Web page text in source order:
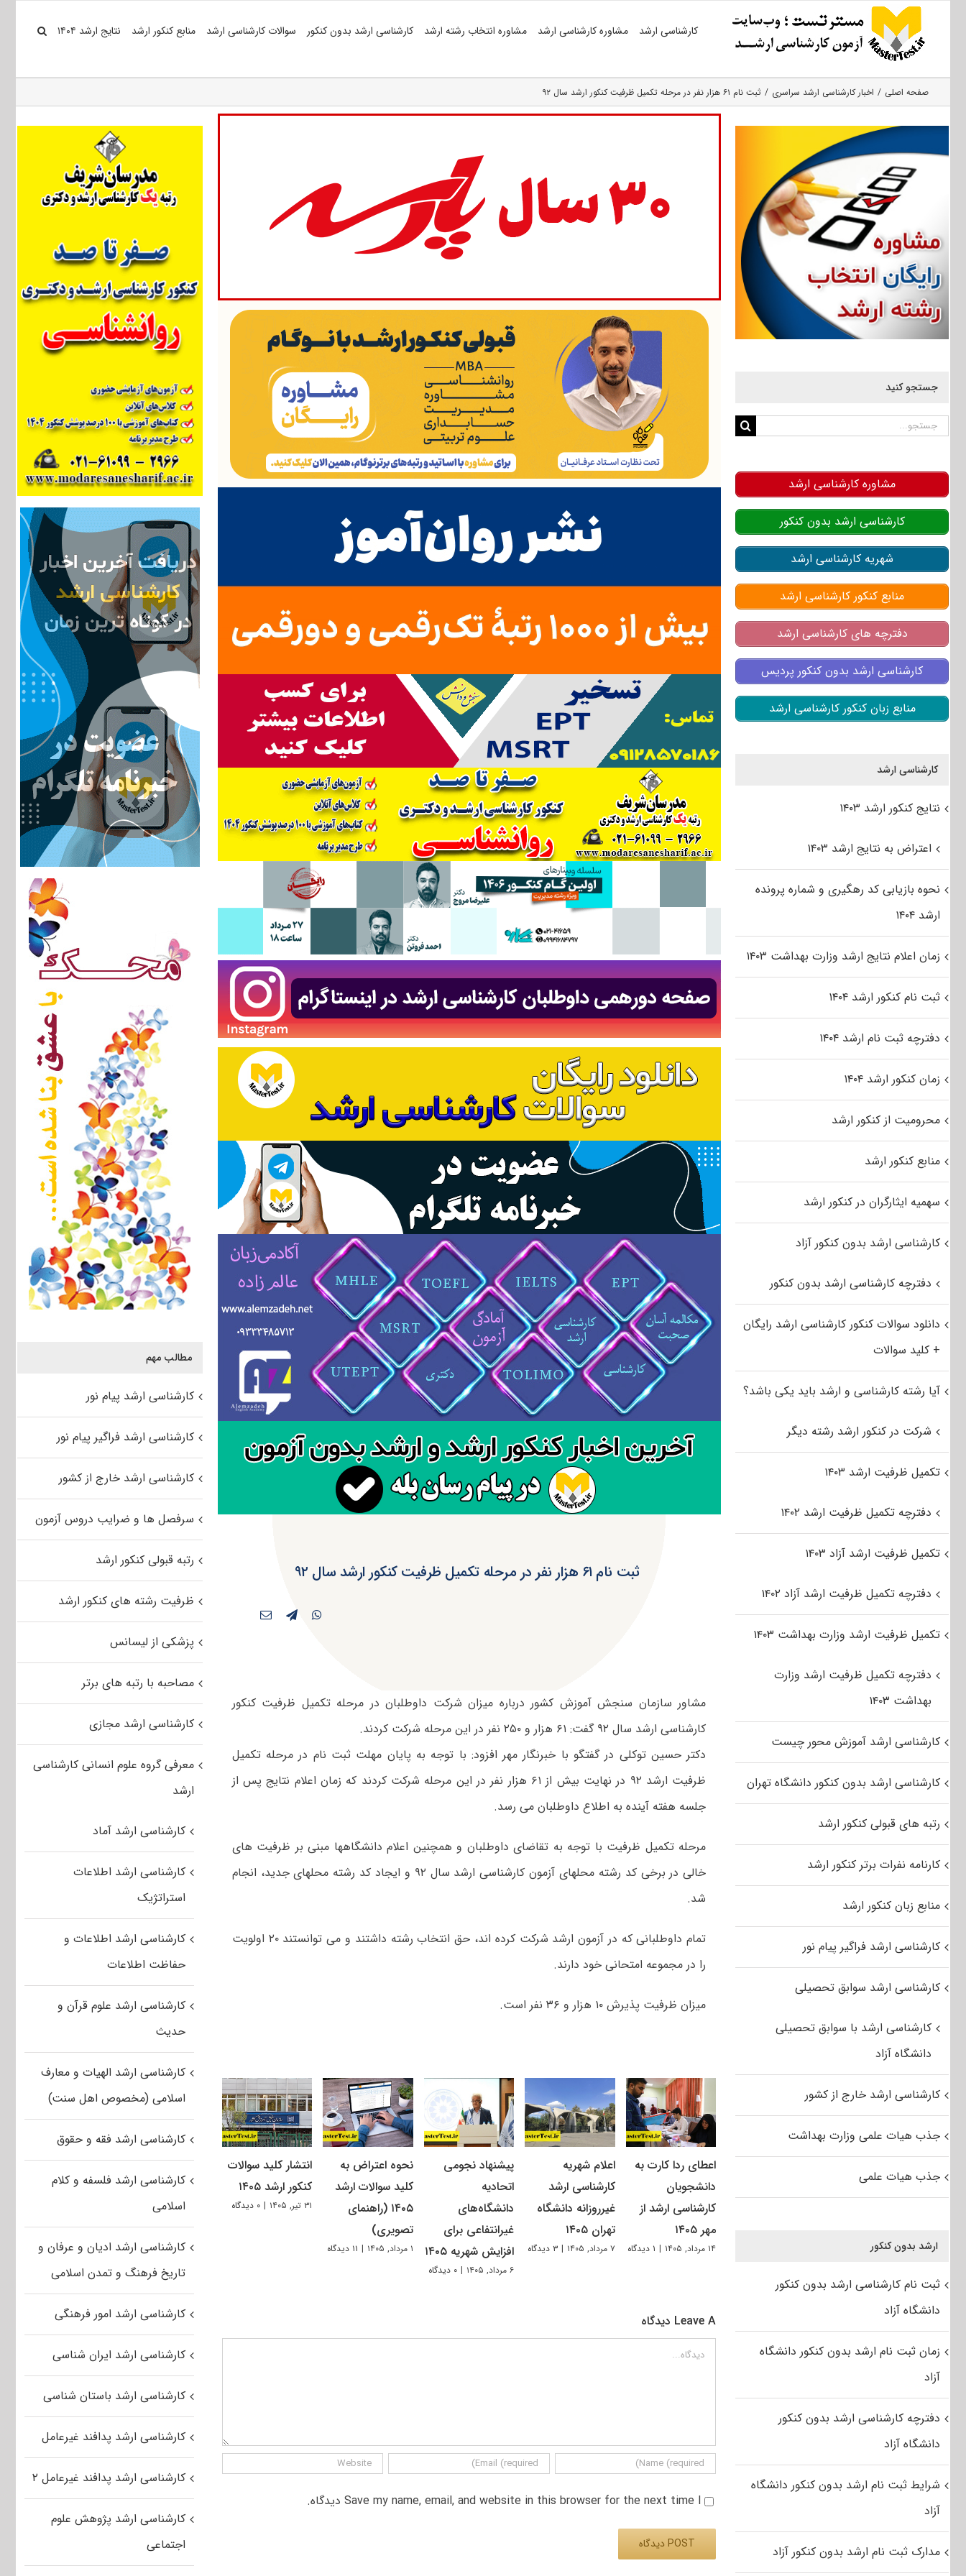
کارشناسی ارشد مشاوره کارشناسی ارشد مشاوره انتخاب رشته ارشد کارشناسی ارشد بدون کنکور سوالات کارشناسی ارشد منابع کنکور ارشد نتایج ارشد ۱۴۰۴
صفحه اصلی اخبار کارشناسی ارشد سراسری ثبت نام ۶۱ هزار نفر در مرحله تکمیل ظرفیت کنکور ارشد سال ۹۲
ثبت نام ۶۱ هزار نفر در مرحله تکمیل ظرفیت کنکور ارشد سال ۹۲
مشاور سازمان سنجش آموزش کشور درباره میزان شرکت داوطلبان در مرحله تکمیل ظرفیت کنکور
کارشناسی ارشد سال ۹۲ گفت: ۶۱ هزار و ۲۵۰ نفر در این مرحله شرکت کردند.
دکتر حسین توکلی در گفتگو با خبرنگار مهر افزود: با توجه به پایان مهلت ثبت نام در مرحله تکمیل
ظرفیت ارشد ۹۲ در نهایت بیش از ۶۱ هزار نفر در این مرحله شرکت کردند که زمان اعلام نتایج پس از
جلسه هفته آینده به اطلاع داوطلبان می رسد.
مرحله تکمیل ظرفیت با توجه به تقاضای داوطلبان و همچنین اعلام دانشگاهها مبنی بر ظرفیت های
خالی در برخی کد رشته محلهای آزمون کارشناسی ارشد سال ۹۲ و ایجاد کد رشته محلهای جدید، انجام
شد.
تمام داوطلبانی که در آزمون ارشد شرکت کرده اند، حق انتخاب رشته داشتند و می توانستند ۲۰ اولویت
را در مجموعه امتحانی خود دارند.
میزان ظرفیت پذیرش ۱۰ هزار و ۳۶ نفر است.
اعطای ردا کارت به
دانشجویان
کارشناسی ارشد از
مهر ۱۴۰۵
۱۴ مرداد, ۱۴۰۵ | ۱ دیدگاه
اعلام شهریه
کارشناسی ارشد
غیرروزانه دانشگاه
تهران ۱۴۰۵
۷ مرداد, ۱۴۰۵ | ۳ دیدگاه
پیشنهاد نجومی
اتحادیه
دانشگاه‌های
غیرانتفاعی برای
افزایش شهریه ۱۴۰۵
۶ مرداد, ۱۴۰۵ | ۰ دیدگاه
نحوه اعتراض به
کلید سوالات ارشد
۱۴۰۵ (راهنمای
تصویری)
۱ مرداد, ۱۴۰۵ | ۱۱ دیدگاه
انتشار کلید سوالات
کنکور ارشد ۱۴۰۵
۳۱ تیر, ۱۴۰۵ | ۰ دیدگاه
Leave A دیدگاه
دیدگاه
Save my name, email, and website in this browser for the next time I دیدگاه.
مطالب مهم
کارشناسی ارشد پیام نور
کارشناسی ارشد فراگیر پیام نور
کارشناسی ارشد خارج از کشور
سرفصل ها و ضرایب دروس آزمون
رتبه قبولی کنکور ارشد
ظرفیت رشته های کنکور ارشد
پزشکی از لیسانس
مصاحبه با رتبه های برتر
کارشناسی ارشد مجازی
معرفی گروه علوم انسانی کارشناسی
ارشد
کارشناسی ارشد آماد
کارشناسی ارشد اطلاعات
استراتژیک
کارشناسی ارشد اطلاعات و
حفاظت اطلاعات
کارشناسی ارشد علوم قرآن و
حدیث
کارشناسی ارشد الهیات و معارف
اسلامی (مخصوص اهل سنت)
کارشناسی ارشد فقه و حقوق
کارشناسی ارشد فلسفه و کلام
اسلامی
کارشناسی ارشد ادیان و عرفان و
تاریخ فرهنگ و تمدن اسلامی
کارشناسی ارشد امور فرهنگی
کارشناسی ارشد ایران شناسی
کارشناسی ارشد باستان شناسی
کارشناسی ارشد پدافند غیرعامل
کارشناسی ارشد پدافند غیرعامل ۲
کارشناسی ارشد پژوهش علوم
اجتماعی
جستجو کنید
جستجو
مشاوره کارشناسی ارشد
کارشناسی ارشد بدون کنکور
شهریه کارشناسی ارشد
منابع کنکور کارشناسی ارشد
دفترچه های کارشناسی ارشد
کارشناسی ارشد بدون کنکور پردیس
منابع زبان کنکور کارشناسی ارشد
کارشناسی ارشد
نتایج کنکور ارشد ۱۴۰۳
اعتراض به نتایج ارشد ۱۴۰۳
نحوه بازیابی کد رهگیری و شماره پرونده
ارشد ۱۴۰۴
زمان اعلام نتایج ارشد وزارت بهداشت ۱۴۰۳
ثبت نام کنکور ارشد ۱۴۰۴
دفترچه ثبت نام ارشد ۱۴۰۴
زمان کنکور ارشد ۱۴۰۴
محرومیت از کنکور ارشد
منابع کنکور ارشد
سهمیه ایثارگران در کنکور ارشد
کارشناسی ارشد بدون کنکور آزاد
دفترچه کارشناسی ارشد بدون کنکور
دانلود سوالات کنکور کارشناسی ارشد رایگان
+ کلید سوالات
آیا رشته کارشناسی و ارشد باید یکی باشد؟
شرکت در کنکور ارشد رشته دیگر
تکمیل ظرفیت ارشد ۱۴۰۳
دفترچه تکمیل ظرفیت ارشد ۱۴۰۲
تکمیل ظرفیت ارشد آزاد ۱۴۰۳
دفترچه تکمیل ظرفیت ارشد آزاد ۱۴۰۲
تکمیل ظرفیت ارشد وزارت بهداشت ۱۴۰۳
دفترچه تکمیل ظرفیت ارشد وزارت
بهداشت ۱۴۰۳
کارشناسی ارشد آموزش محور چیست
کارشناسی ارشد بدون کنکور دانشگاه تهران
رتبه های قبولی کنکور ارشد
کارنامه نفرات برتر کنکور ارشد
منابع زبان کنکور ارشد
کارشناسی ارشد فراگیر پیام نور
کارشناسی ارشد سوابق تحصیلی
کارشناسی ارشد با سوابق تحصیلی
دانشگاه آزاد
کارشناسی ارشد خارج از کشور
جذب هیات علمی وزارت بهداشت
جذب هیات علمی
ارشد بدون کنکور
ثبت نام کارشناسی ارشد بدون کنکور
دانشگاه آزاد
زمان ثبت نام ارشد بدون کنکور دانشگاه
آزاد
دفترچه کارشناسی ارشد بدون کنکور
دانشگاه آزاد
شرایط ثبت نام ارشد بدون کنکور دانشگاه
آزاد
مدارک ثبت نام ارشد بدون کنکور آزاد